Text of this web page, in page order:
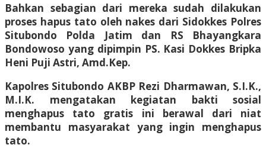
Bahkan sebagian dari mereka sudah dilakukan
proses hapus tato oleh nakes dari Sidokkes Polres
Situbondo Polda Jatim dan RS Bhayangkara
Bondowoso yang dipimpin PS. Kasi Dokkes Bripka
Heni Puji Astri, Amd.Kep.
Kapolres Situbondo AKBP Rezi Dharmawan, S.I.K.,
M.I.K. mengatakan kegiatan bakti sosial
menghapus tato gratis ini berawal dari niat
membantu masyarakat yang ingin menghapus
tato.